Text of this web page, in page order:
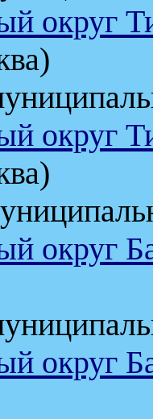
округ
округ
округ
округ